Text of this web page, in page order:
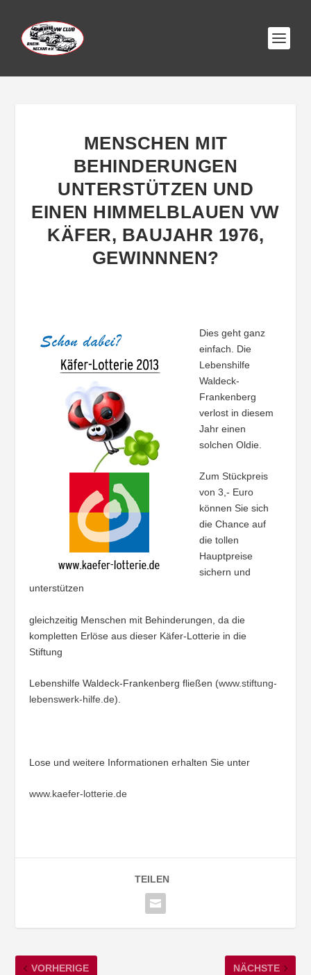
MENSCHEN MIT
BEHINDERUNGEN
UNTERSTÜTZEN UND
EINEN HIMMELBLAUEN VW
KÄFER, BAUJAHR 1976,
GEWINNNEN?
Dies geht ganz
einfach. Die
Lebenshilfe
Waldeck-
Frankenberg
verlost in diesem
Jahr einen
solchen Oldie.
Zum Stückpreis
von 3,- Euro
können Sie sich
die Chance auf
die tollen
Hauptpreise
sichern und
unterstützen
gleichzeitig Menschen mit Behinderungen, da die
kompletten Erlöse aus dieser Käfer-Lotterie in die
Stiftung
Lebenshilfe Waldeck-Frankenberg fließen (www.stiftung-
lebenswerk-hilfe.de).
Lose und weitere Informationen erhalten Sie unter
www.kaefer-lotterie.de
TEILEN
VORHERIGE NÄCHSTE